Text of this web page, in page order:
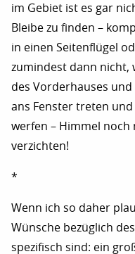
im Gebiet ist es gar
Bleibe zu finden –
in einen Seitenflügel
zumindest dann nicht,
des Vorderhauses
ans Fenster treten und
werfen – Himmel
verzichten!
*
Wenn ich so daher
Wünsche bezüglich
spezifisch sind: ein